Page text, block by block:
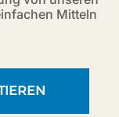
Mitteln